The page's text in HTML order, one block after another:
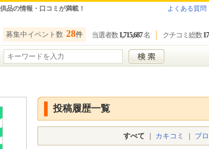
品の情報・口コミが満載！ よくある質問
募集中イベント数 28件 当選者数 1,715,687名 クチコミ総数
投稿履歴一覧
すべて カキコミ ブ